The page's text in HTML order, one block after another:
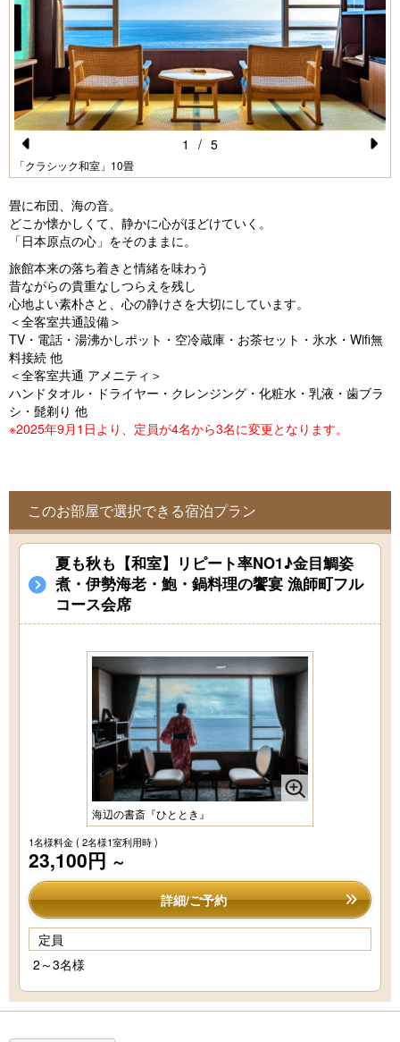
Pr
vi
o
u
s
「クラシック和室」10畳
1 / 5
畳に布団、海の音。
どこか懐かしくて、静かに心がほどけていく。
「日本原点の心」をそのままに。
旅館本来の落ち着きと情緒を味わう
昔ながらの貴重なしつらえを残し
心地よい素朴さと、心の静けさを大切にしています。
＜全客室共通設備＞
TV・電話・湯沸かしポット・空冷蔵庫・お茶セット・氷水・Wifi無
料接続 他
＜全客室共通 アメニティ＞
ハンドタオル・ドライヤー・クレンジング・化粧水・乳液・歯ブラ
シ・髭剃り 他
※2025年9月1日より、定員が4名から3名に変更となります。
このお部屋で選択できる宿泊プラン
夏も秋も【和室】リピート率NO1♪金目鯛姿
煮・伊勢海老・鮑・鍋料理の饗宴 漁師町フル
コース会席
海辺の書斎『ひととき』
1名様料金( 2名様1室利用時 )
23,100円 ～
詳細/ご予約
定員
2～3名様